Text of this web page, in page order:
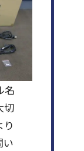
名
切
り
い